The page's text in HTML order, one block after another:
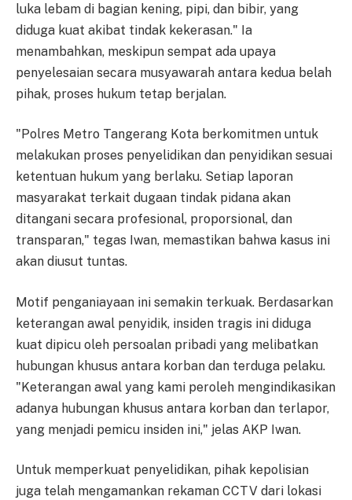
luka lebam di bagian kening, pipi, dan bibir, yang
diduga kuat akibat tindak kekerasan." Ia
menambahkan, meskipun sempat ada upaya
penyelesaian secara musyawarah antara kedua belah
pihak, proses hukum tetap berjalan.
"Polres Metro Tangerang Kota berkomitmen untuk
melakukan proses penyelidikan dan penyidikan sesuai
ketentuan hukum yang berlaku. Setiap laporan
masyarakat terkait dugaan tindak pidana akan
ditangani secara profesional, proporsional, dan
transparan," tegas Iwan, memastikan bahwa kasus ini
akan diusut tuntas.
Motif penganiayaan ini semakin terkuak. Berdasarkan
keterangan awal penyidik, insiden tragis ini diduga
kuat dipicu oleh persoalan pribadi yang melibatkan
hubungan khusus antara korban dan terduga pelaku.
"Keterangan awal yang kami peroleh mengindikasikan
adanya hubungan khusus antara korban dan terlapor,
yang menjadi pemicu insiden ini," jelas AKP Iwan.
Untuk memperkuat penyelidikan, pihak kepolisian
juga telah mengamankan rekaman CCTV dari lokasi